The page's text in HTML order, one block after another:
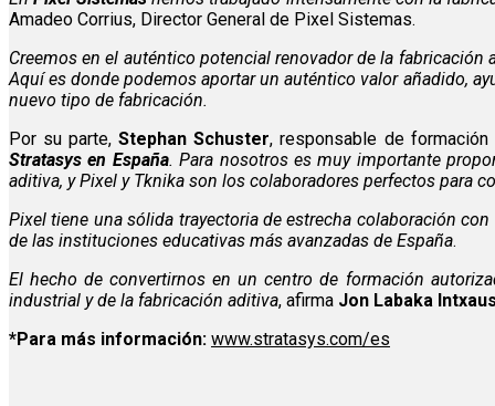
Amadeo Corrius, Director General de Pixel Sistemas.
Creemos en el auténtico potencial renovador de la
Aquí es donde podemos aportar un auténtico valor añadido,
nuevo tipo de fabricación.
Por su parte,Stephan Schuster, responsable de
Stratasys en España. Para nosotros es muy importante
aditiva, y Pixel y Tknika son los colaboradores perfectos para
Pixel tiene una sólida trayectoria de estrecha colaboración
de las instituciones educativas más avanzadas de España.
El hecho de convertirnos en un centro de formación
industrial y de la fabricación aditiva, afirma Jon Labaka
*Para más información: www.stratasys.com/es